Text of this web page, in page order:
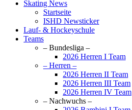
Skating News
Startseite
ISHD Newsticker
Lauf- & Hockeyschule
Teams
– Bundesliga –
2026 Herren I Team
– Herren –
2026 Herren II Team
2026 Herren III Team
2026 Herren IV Team
– Nachwuchs –